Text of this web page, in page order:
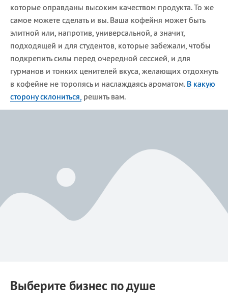
которые оправданы высоким качеством продукта. То же
самое можете сделать и вы. Ваша кофейня может быть
элитной или, напротив, универсальной, а значит,
подходящей и для студентов, которые забежали, чтобы
подкрепить силы перед очередной сессией, и для
гурманов и тонких ценителей вкуса, желающих отдохнуть
в кофейне не торопясь и наслаждаясь ароматом. В какую
сторону склониться, решить вам.
Выберите бизнес по душе